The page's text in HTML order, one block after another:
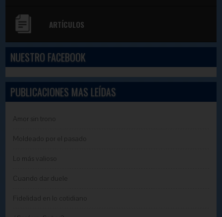
ARTÍCULOS
NUESTRO FACEBOOK
PUBLICACIONES MAS LEÍDAS
Amor sin trono
Moldeado por el pasado
Lo más valioso
Cuando dar duele
Fidelidad en lo cotidiano